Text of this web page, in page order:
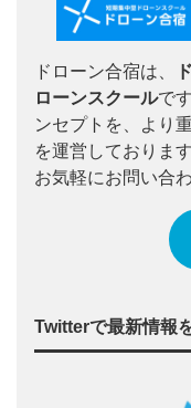
ドローン合宿は、
ローンスクールで
ンセプトを、より
を運営しておりま
お気軽にお問い合
Twitterで最新情報